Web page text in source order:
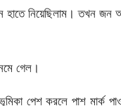
হাতে নিয়েছিলাম। তখন জন
গেল।
পেশ করলে পাশ মার্ক